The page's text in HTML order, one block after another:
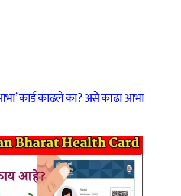
कार्ड काढले का? असे काढा आभा